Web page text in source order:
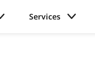
Services